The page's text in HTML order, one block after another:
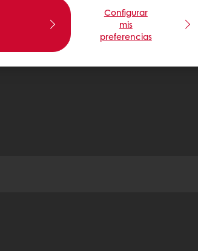
Configurar
mis
preferencias